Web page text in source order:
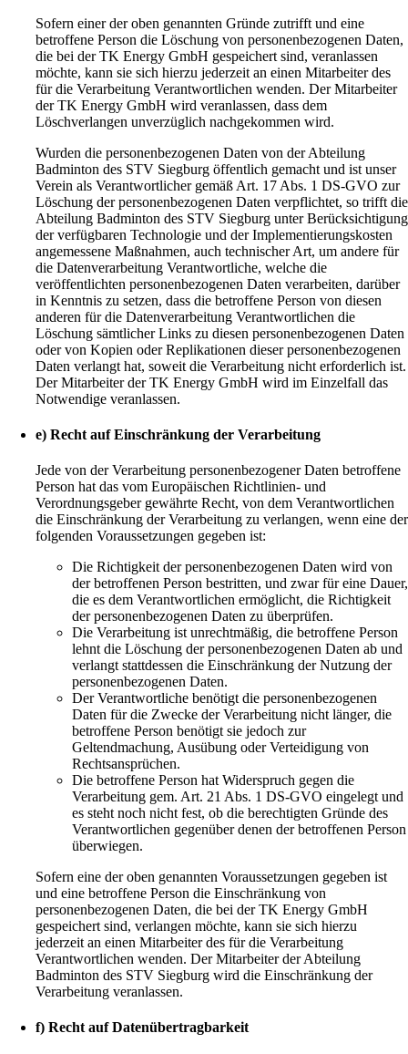
Sofern einer der oben genannten Gründe zutrifft und eine
betroffene Person die Löschung von personenbezogenen Daten,
die bei der TK Energy GmbH gespeichert sind, veranlassen
möchte, kann sie sich hierzu jederzeit an einen Mitarbeiter des
für die Verarbeitung Verantwortlichen wenden. Der Mitarbeiter
der TK Energy GmbH wird veranlassen, dass dem
Löschverlangen unverzüglich nachgekommen wird.
Wurden die personenbezogenen Daten von der Abteilung
Badminton des STV Siegburg öffentlich gemacht und ist unser
Verein als Verantwortlicher gemäß Art. 17 Abs. 1 DS-GVO zur
Löschung der personenbezogenen Daten verpflichtet, so trifft die
Abteilung Badminton des STV Siegburg unter Berücksichtigung
der verfügbaren Technologie und der Implementierungskosten
angemessene Maßnahmen, auch technischer Art, um andere für
die Datenverarbeitung Verantwortliche, welche die
veröffentlichten personenbezogenen Daten verarbeiten, darüber
in Kenntnis zu setzen, dass die betroffene Person von diesen
anderen für die Datenverarbeitung Verantwortlichen die
Löschung sämtlicher Links zu diesen personenbezogenen Daten
oder von Kopien oder Replikationen dieser personenbezogenen
Daten verlangt hat, soweit die Verarbeitung nicht erforderlich ist.
Der Mitarbeiter der TK Energy GmbH wird im Einzelfall das
Notwendige veranlassen.
e) Recht auf Einschränkung der Verarbeitung
Jede von der Verarbeitung personenbezogener Daten betroffene
Person hat das vom Europäischen Richtlinien- und
Verordnungsgeber gewährte Recht, von dem Verantwortlichen
die Einschränkung der Verarbeitung zu verlangen, wenn eine der
folgenden Voraussetzungen gegeben ist:
Die Richtigkeit der personenbezogenen Daten wird von
der betroffenen Person bestritten, und zwar für eine Dauer,
die es dem Verantwortlichen ermöglicht, die Richtigkeit
der personenbezogenen Daten zu überprüfen.
Die Verarbeitung ist unrechtmäßig, die betroffene Person
lehnt die Löschung der personenbezogenen Daten ab und
verlangt stattdessen die Einschränkung der Nutzung der
personenbezogenen Daten.
Der Verantwortliche benötigt die personenbezogenen
Daten für die Zwecke der Verarbeitung nicht länger, die
betroffene Person benötigt sie jedoch zur
Geltendmachung, Ausübung oder Verteidigung von
Rechtsansprüchen.
Die betroffene Person hat Widerspruch gegen die
Verarbeitung gem. Art. 21 Abs. 1 DS-GVO eingelegt und
es steht noch nicht fest, ob die berechtigten Gründe des
Verantwortlichen gegenüber denen der betroffenen Person
überwiegen.
Sofern eine der oben genannten Voraussetzungen gegeben ist
und eine betroffene Person die Einschränkung von
personenbezogenen Daten, die bei der TK Energy GmbH
gespeichert sind, verlangen möchte, kann sie sich hierzu
jederzeit an einen Mitarbeiter des für die Verarbeitung
Verantwortlichen wenden. Der Mitarbeiter der Abteilung
Badminton des STV Siegburg wird die Einschränkung der
Verarbeitung veranlassen.
f) Recht auf Datenübertragbarkeit